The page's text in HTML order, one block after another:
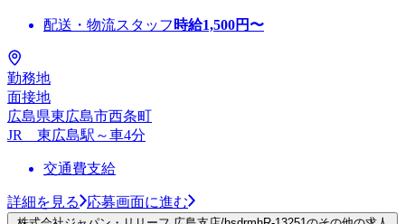
配送・物流スタッフ 時給1,500円〜
勤務地
面接地
広島県東広島市西条町
JR 東広島駅～車4分
交通費支給
詳細を見る 応募画面に進む